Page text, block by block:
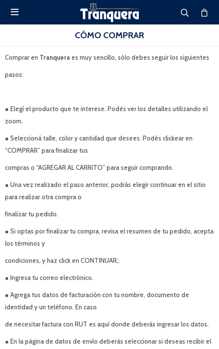

CÓMO COMPRAR
Comprar en Tranquera es muy sencillo, sólo debes seguir los siguientes
pasos:
● Elegí el producto que te interese. Podés ver los detalles utilizando el
zoom.
● Seleccioná talle, color y cantidad que desees. Podés clickear en
“COMPRAR” para finalizar tus
compras o “AGREGAR AL CARRITO” para seguir comprando.
● Una vez realizado el paso anterior, podrás elegir continuar en el sitio
para realizar otra compra o
finalizar tu pedido.
● Si optas por finalizar tu compra, revisa el resumen de tu pedido, acepta
los términos y
condiciones, y haz click en CONTINUAR;.
● Ingresa tu correo electrónico.
● Agrega tus datos de facturación con tu nombre, documento de
identidad y un teléfono. En caso
de necesitar factura con RUT es aquí donde deberás ingresar los datos.
● En la página de datos de envío deberás seleccionar si deseas recibir el